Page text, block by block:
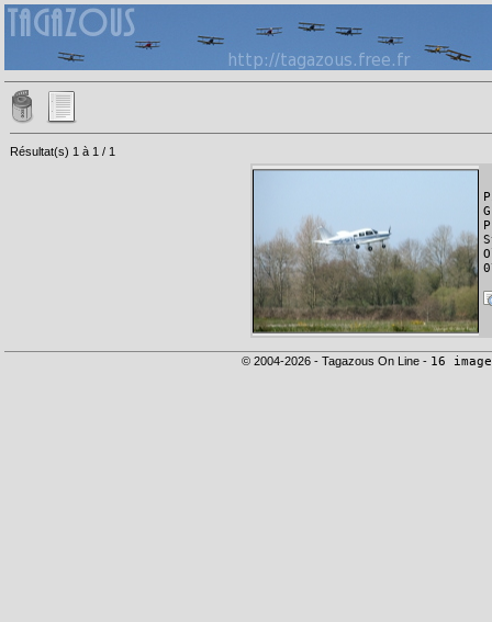
Résultat(s) 1 à 1 / 1
© 2004-2026 - Tagazous On Line - 16